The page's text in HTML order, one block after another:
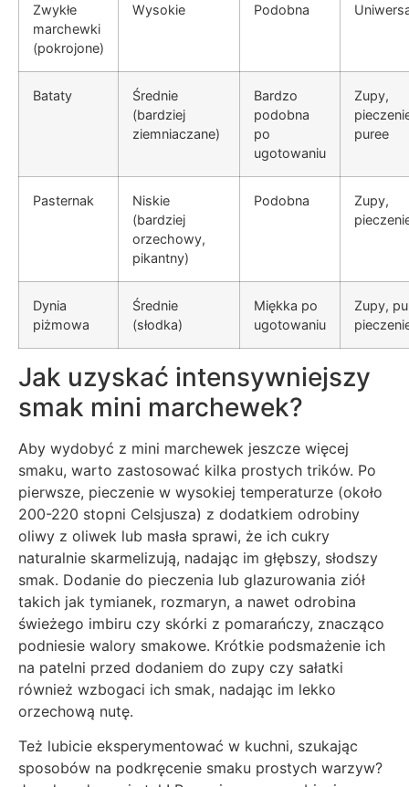
Zwykłe
marchewki
(pokrojone)
Wysokie Podobna
Bataty
Średnie
(bardziej
ziemniaczane)
Bardzo
podobna
po
ugotowaniu
Zupy,
puree
Pasternak
Niskie
(bardziej
orzechowy,
pikantny)
Podobna
Zupy,
Dynia
piżmowa
Średnie
(słodka)
Miękka po
ugotowaniu
Zupy,
Jak uzyskać intensywniejszy
smak mini marchewek?
Aby wydobyć z mini marchewek jeszcze więcej
smaku, warto zastosować kilka prostych trików. Po
pierwsze, pieczenie w wysokiej temperaturze (około
200-220 stopni Celsjusza) z dodatkiem odrobiny
oliwy z oliwek lub masła sprawi, że ich cukry
naturalnie skarmelizują, nadając im głębszy, słodszy
smak. Dodanie do pieczenia lub glazurowania ziół
takich jak tymianek, rozmaryn, a nawet odrobina
świeżego imbiru czy skórki z pomarańczy, znacząco
podniesie walory smakowe. Krótkie podsmażenie ich
na patelni przed dodaniem do zupy czy sałatki
również wzbogaci ich smak, nadając im lekko
orzechową nutę.
Też lubicie eksperymentować w kuchni, szukając
sposobów na podkręcenie smaku prostych warzyw?